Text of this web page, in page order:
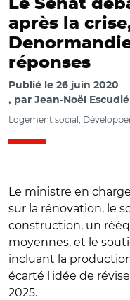
Le Sénat
après la
réponses
Publié le 26 juin 2020
par Jean-Noël
Logement social,
Le ministre en
sur la rénovation, le
construction, un
moyennes, et le
incluant la
écarté l'idée de
2025.